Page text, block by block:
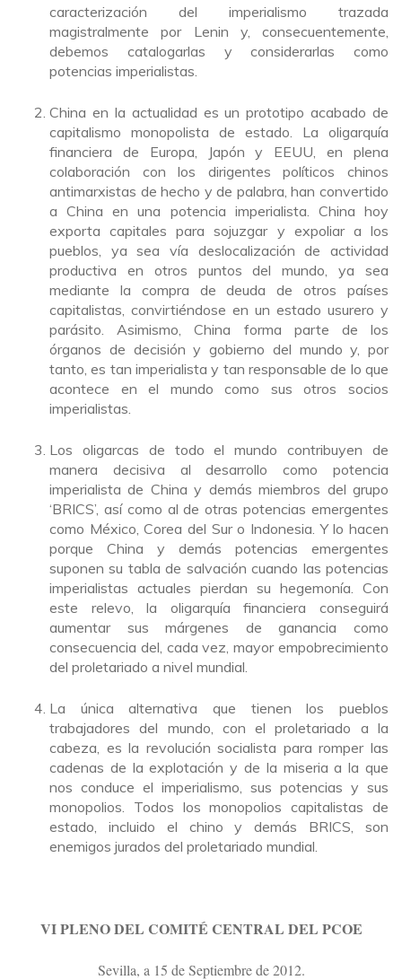
caracterización del imperialismo trazada
magistralmente por Lenin y, consecuentemente,
debemos catalogarlas y considerarlas como
potencias imperialistas.
China en la actualidad es un prototipo acabado de
capitalismo monopolista de estado. La oligarquía
financiera de Europa, Japón y EEUU, en plena
colaboración con los dirigentes políticos chinos
antimarxistas de hecho y de palabra, han convertido
a China en una potencia imperialista. China hoy
exporta capitales para sojuzgar y expoliar a los
pueblos, ya sea vía deslocalización de actividad
productiva en otros puntos del mundo, ya sea
mediante la compra de deuda de otros países
capitalistas, convirtiéndose en un estado usurero y
parásito. Asimismo, China forma parte de los
órganos de decisión y gobierno del mundo y, por
tanto, es tan imperialista y tan responsable de lo que
acontece en el mundo como sus otros socios
imperialistas.
Los oligarcas de todo el mundo contribuyen de
manera decisiva al desarrollo como potencia
imperialista de China y demás miembros del grupo
‘BRICS’, así como al de otras potencias emergentes
como México, Corea del Sur o Indonesia. Y lo hacen
porque China y demás potencias emergentes
suponen su tabla de salvación cuando las potencias
imperialistas actuales pierdan su hegemonía. Con
este relevo, la oligarquía financiera conseguirá
aumentar sus márgenes de ganancia como
consecuencia del, cada vez, mayor empobrecimiento
del proletariado a nivel mundial.
La única alternativa que tienen los pueblos
trabajadores del mundo, con el proletariado a la
cabeza, es la revolución socialista para romper las
cadenas de la explotación y de la miseria a la que
nos conduce el imperialismo, sus potencias y sus
monopolios. Todos los monopolios capitalistas de
estado, incluido el chino y demás BRICS, son
enemigos jurados del proletariado mundial.
VI PLENO DEL COMITÉ CENTRAL DEL PCOE
Sevilla, a 15 de Septiembre de 2012.